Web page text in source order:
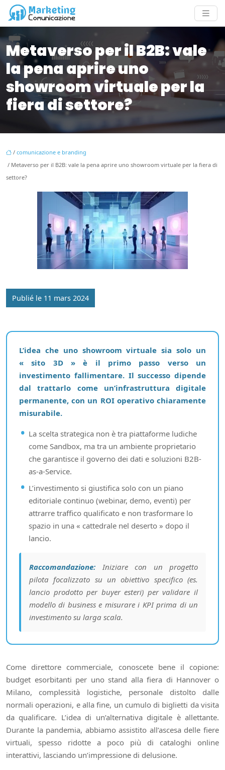
Metaverso per il B2B: vale
la pena aprire uno
showroom virtuale per la
fiera di settore?
/ comunicazione e branding
/ Metaverso per il B2B: vale la pena aprire uno showroom virtuale per la fiera di
settore?
Publié le 11 mars 2024
L’idea che uno showroom virtuale sia solo un
« sito 3D » è il primo passo verso un
investimento fallimentare. Il successo dipende
dal trattarlo come un’infrastruttura digitale
permanente, con un ROI operativo chiaramente
misurabile.
La scelta strategica non è tra piattaforme ludiche
come Sandbox, ma tra un ambiente proprietario
che garantisce il governo dei dati e soluzioni B2B-
as-a-Service.
L’investimento si giustifica solo con un piano
editoriale continuo (webinar, demo, eventi) per
attrarre traffico qualificato e non trasformare lo
spazio in una « cattedrale nel deserto » dopo il
lancio.
Raccomandazione: Iniziare con un progetto
pilota focalizzato su un obiettivo specifico (es.
lancio prodotto per buyer esteri) per validare il
modello di business e misurare i KPI prima di un
investimento su larga scala.
Come direttore commerciale, conoscete bene il copione:
budget esorbitanti per uno stand alla fiera di Hannover o
Milano, complessità logistiche, personale distolto dalle
normali operazioni, e alla fine, un cumulo di biglietti da visita
da qualificare. L’idea di un’alternativa digitale è allettante.
Durante la pandemia, abbiamo assistito all’ascesa delle fiere
virtuali, spesso ridotte a poco più di cataloghi online
interattivi, lasciando un’impressione di delusione.